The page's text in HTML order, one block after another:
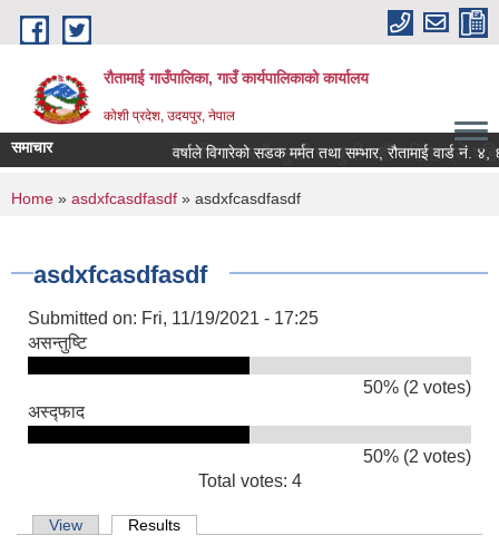
Skip to main content
रौतामाई गाउँपालिका, गाउँ कार्यपालिकाको कार्यालय
कोशी प्रदेश, उदयपुर, नेपाल
हाम्रो अभियान सबै सुखी र खुसी रहौं यहि हाम्रो पहिचान"
समाचार वर्षाले विगारेको सडक मर्मत तथा सम्भार, रौतामाई वार्ड नं. ४,
You are here
Home » asdxfcasdfasdf » asdxfcasdfasdf
asdxfcasdfasdf
Submitted on: Fri, 11/19/2021 - 17:25
असन्तुष्टि
50% (2 votes)
अस्द्फाद
50% (2 votes)
Total votes: 4
Primary tabs
View Results